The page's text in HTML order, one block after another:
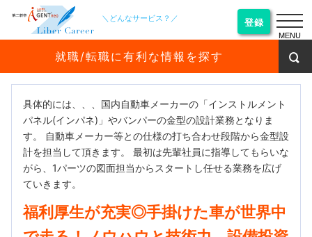
＼どんなサービス？／ 登録
就職/転職に有利な情報を探す
具体的には、、、国内自動車メーカーの「インストルメント
パネル(インパネ)」やバンパーの金型の設計業務となりま
す。 自動車メーカー等との仕様の打ち合わせ段階から金型設
計を担当して頂きます。 最初は先輩社員に指導してもらいな
がら、1パーツの図面担当からスタートし任せる業務を広げ
ていきます。
福利厚生が充実◎手掛けた車が世界中
MENU